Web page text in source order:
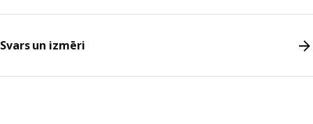
Svars un izmēri